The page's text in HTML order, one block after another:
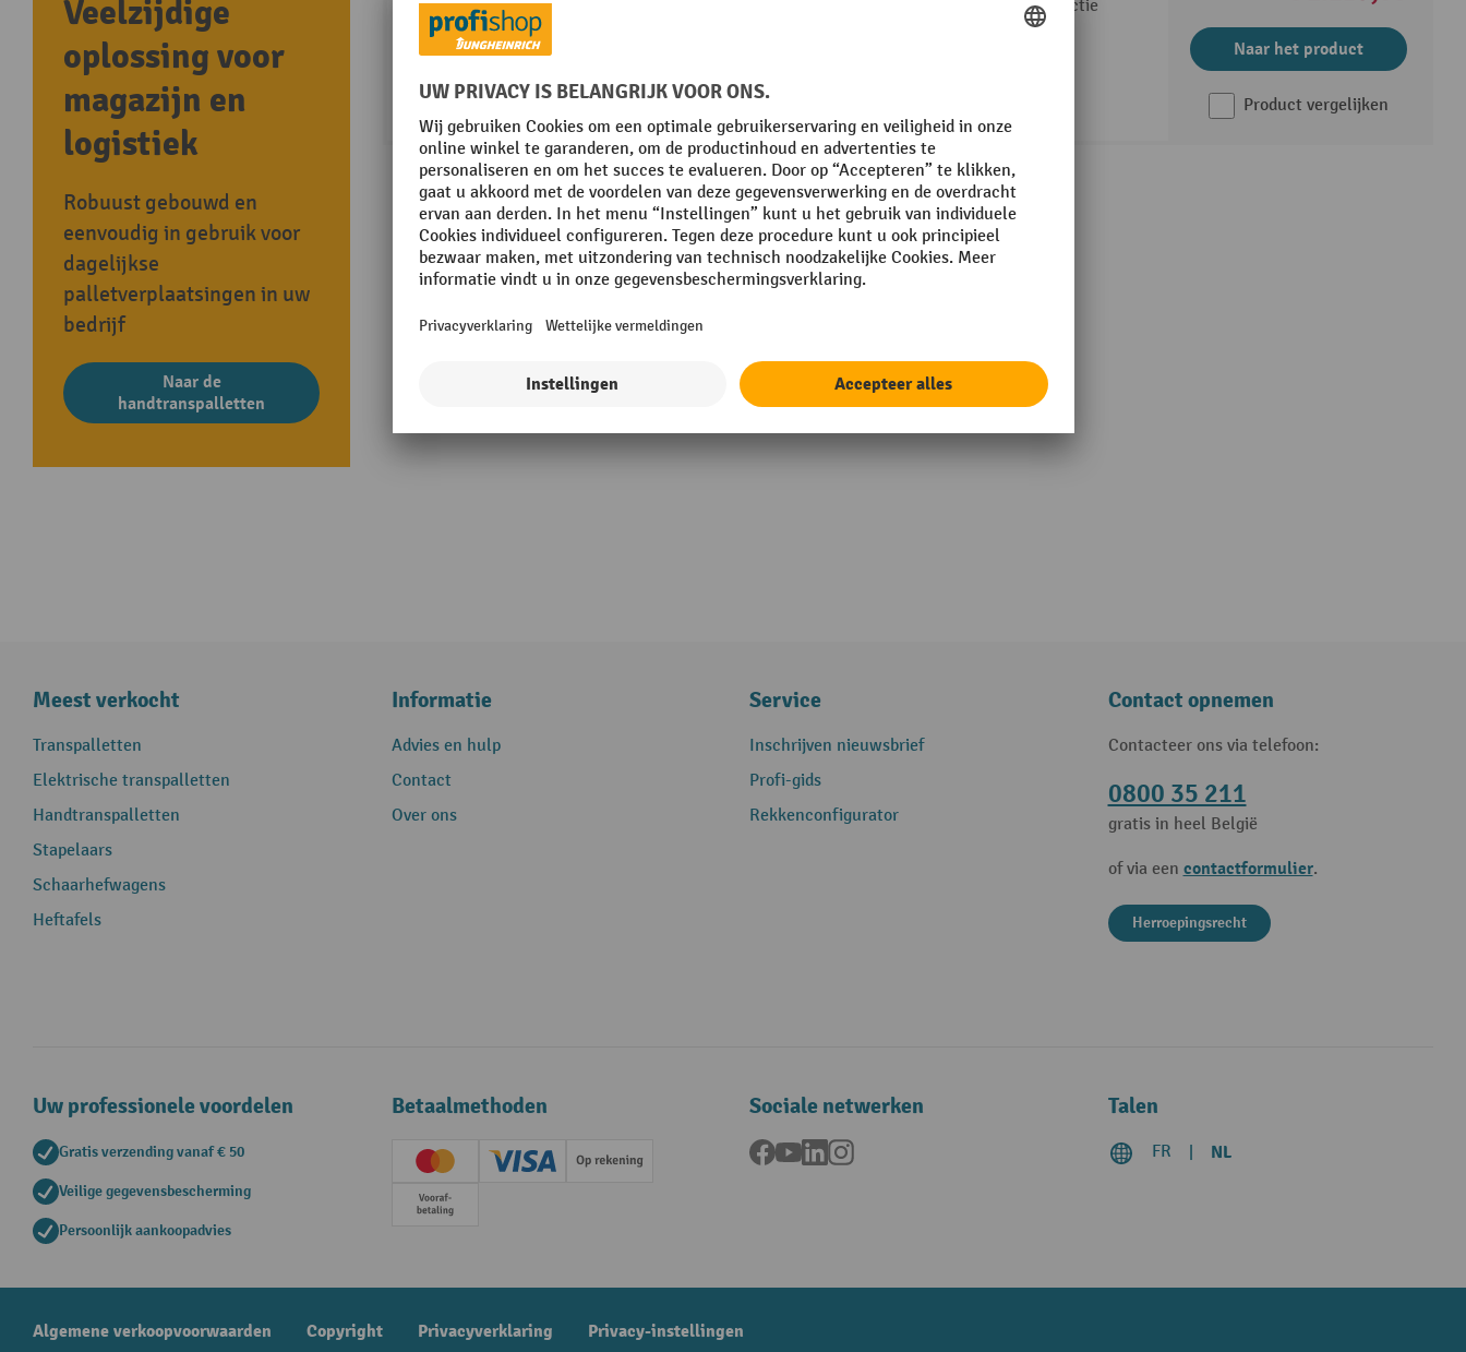
Veelzijdige
oplossing voor
magazijn en
logistiek
Robuust gebouwd en
eenvoudig in gebruik voor
dagelijkse
palletverplaatsingen in uw
bedrijf
Naar de
handtranspalletten
Grote stabiliteit dankzij 4 poten en brede constructie
Naar het product
Product vergelijken
Meest verkocht
Transpalletten
Elektrische transpalletten
Handtranspalletten
Stapelaars
Schaarhefwagens
Heftafels
Informatie
Advies en hulp
Contact
Over ons
Service
Inschrijven nieuwsbrief
Profi-gids
Rekkenconfigurator
Contact opnemen
Contacteer ons via telefoon:
0800 35 211
gratis in heel België
of via een contactformulier.
Herroepingsrecht
Uw professionele voordelen
Gratis verzending vanaf € 50
Veilige gegevensbescherming
Persoonlijk aankoopadvies
Betaalmethoden
Creditcard (Master)Creditcard (Visa)Op rekening
Vooruitbetaling
Sociale netwerken
Facebook
YouTubeLinkedInInstagram
Talen
FR NL
Algemene verkoopvoorwaarden Copyright Privacyverklaring Privacy-instellingen